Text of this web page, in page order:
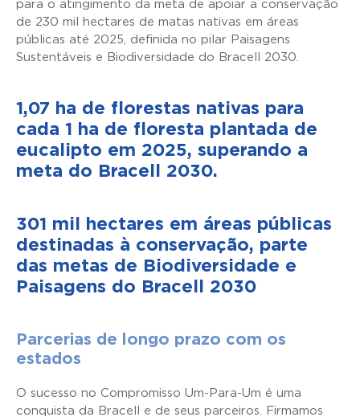
para o atingimento da meta de apoiar a conservação
de 230 mil hectares de matas nativas em áreas
públicas até 2025, definida no pilar Paisagens
Sustentáveis e Biodiversidade do Bracell 2030.
1,07 ha de florestas nativas para
cada 1 ha de floresta plantada de
eucalipto em 2025, superando a
meta do Bracell 2030.
301 mil hectares em áreas públicas
destinadas à conservação, parte
das metas de Biodiversidade e
Paisagens do Bracell 2030
Parcerias de longo prazo com os
estados
O sucesso no Compromisso Um-Para-Um é uma
conquista da Bracell e de seus parceiros. Firmamos